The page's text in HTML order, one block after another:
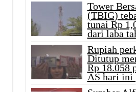
Tower
(TBIG)
tunai Rp
dari laba
Rupiah
Ditutup
Rp 18.058
AS hari ini